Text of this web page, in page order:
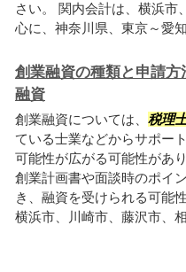
さい。 関内会計は、横浜市
心に、神奈川県、東京～愛
創業融資の種類と申請
融資
創業融資については、 税理
ている士業などからサポー
可能性が広がる可能性があ
創業計画書や面談時のポイ
き、融資を受けられる可能
横浜市、川崎市、藤沢市、